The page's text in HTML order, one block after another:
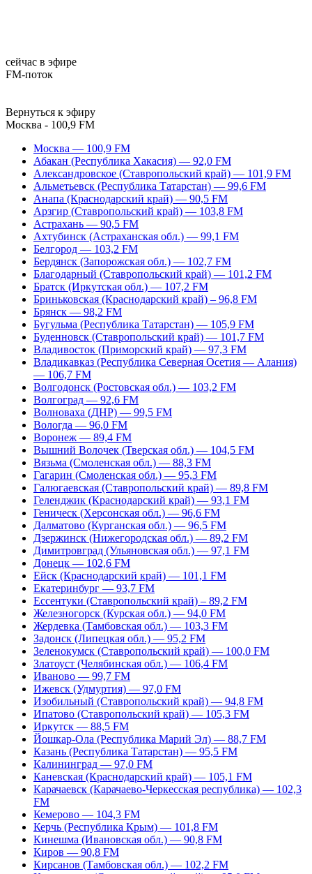
сейчас в эфире
FM-поток
Вернуться к эфиру
Москва - 100,9 FM
Москва — 100,9 FM
Абакан (Республика Хакасия) — 92,0 FM
Александровское (Ставропольский край) — 101,9 FM
Альметьевск (Республика Татарстан) — 99,6 FM
Анапа (Краснодарский край) — 90,5 FM
Арзгир (Ставропольский край) — 103,8 FM
Астрахань — 90,5 FM
Ахтубинск (Астраханская обл.) — 99,1 FM
Белгород — 103,2 FM
Бердянск (Запорожская обл.) — 102,7 FM
Благодарный (Ставропольский край) — 101,2 FM
Братск (Иркутская обл.) — 107,2 FM
Бриньковская (Краснодарский край) – 96,8 FM
Брянск — 98,2 FM
Бугульма (Республика Татарстан) — 105,9 FM
Буденновск (Ставропольский край) — 101,7 FM
Владивосток (Приморский край) — 97,3 FM
Владикавказ (Республика Северная Осетия — Алания)
— 106,7 FM
Волгодонск (Ростовская обл.) — 103,2 FM
Волгоград — 92,6 FM
Волноваха (ДНР) — 99,5 FM
Вологда — 96,0 FM
Воронеж — 89,4 FM
Вышний Волочек (Тверская обл.) — 104,5 FM
Вязьма (Смоленская обл.) — 88,3 FM
Гагарин (Смоленская обл.) — 95,3 FM
Галюгаевская (Ставропольский край) — 89,8 FM
Геленджик (Краснодарский край) — 93,1 FM
Геническ (Херсонская обл.) — 96,6 FM
Далматово (Курганская обл.) — 96,5 FM
Дзержинск (Нижегородская обл.) — 89,2 FM
Димитровград (Ульяновская обл.) — 97,1 FM
Донецк — 102,6 FM
Ейск (Краснодарский край) — 101,1 FM
Екатеринбург — 93,7 FM
Ессентуки (Ставропольский край) – 89,2 FM
Железногорск (Курская обл.) — 94,0 FM
Жердевка (Тамбовская обл.) — 103,3 FM
Задонск (Липецкая обл.) — 95,2 FM
Зеленокумск (Ставропольский край) — 100,0 FM
Златоуст (Челябинская обл.) — 106,4 FM
Иваново — 99,7 FM
Ижевск (Удмуртия) — 97,0 FM
Изобильный (Ставропольский край) — 94,8 FM
Ипатово (Ставропольский край) — 105,3 FM
Иркутск — 88,5 FM
Йошкар-Ола (Республика Марий Эл) — 88,7 FM
Казань (Республика Татарстан) — 95,5 FM
Калининград — 97,0 FM
Каневская (Краснодарский край) — 105,1 FM
Карачаевск (Карачаево-Черкесская республика) — 102,3
FM
Кемерово — 104,3 FM
Керчь (Республика Крым) — 101,8 FM
Кинешма (Ивановская обл.) — 90,8 FM
Киров — 90,8 FM
Кирсанов (Тамбовская обл.) — 102,2 FM